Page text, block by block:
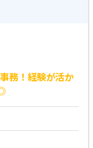
務！経験が活か